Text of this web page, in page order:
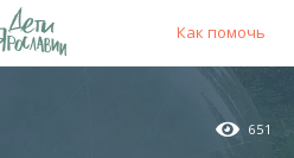
Как помочь
651